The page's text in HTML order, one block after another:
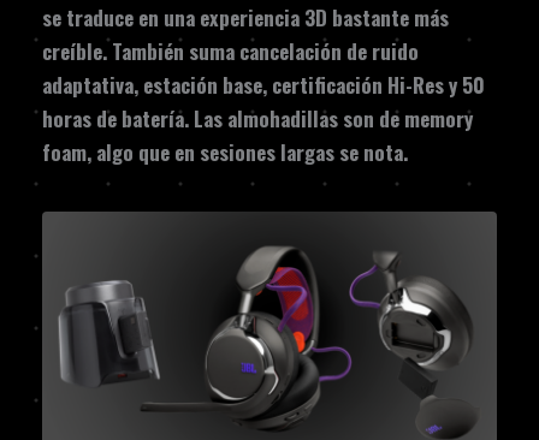
se traduce en una experiencia 3D bastante más
creíble. También suma cancelación de ruido
adaptativa, estación base, certificación Hi-Res y 50
horas de batería. Las almohadillas son de memory
foam, algo que en sesiones largas se nota.